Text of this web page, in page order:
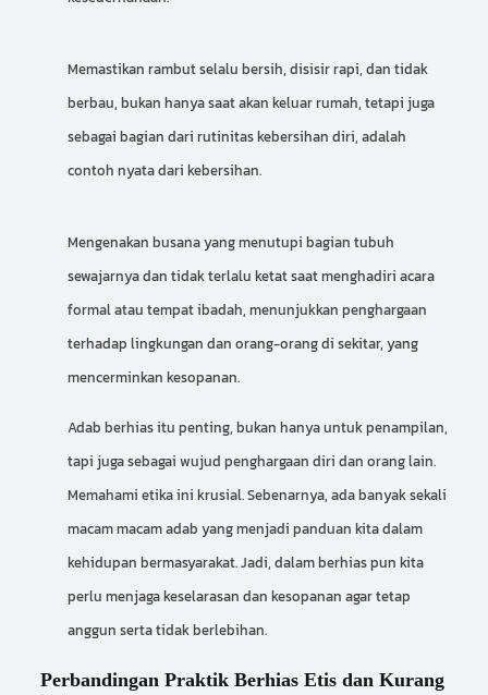
Memastikan rambut selalu bersih, disisir rapi, dan tidak
berbau, bukan hanya saat akan keluar rumah, tetapi juga
sebagai bagian dari rutinitas kebersihan diri, adalah
contoh nyata dari kebersihan.
Mengenakan busana yang menutupi bagian tubuh
sewajarnya dan tidak terlalu ketat saat menghadiri acara
formal atau tempat ibadah, menunjukkan penghargaan
terhadap lingkungan dan orang-orang di sekitar, yang
mencerminkan kesopanan.
Adab berhias itu penting, bukan hanya untuk penampilan,
tapi juga sebagai wujud penghargaan diri dan orang lain.
Memahami etika ini krusial. Sebenarnya, ada banyak sekali
macam macam adab yang menjadi panduan kita dalam
kehidupan bermasyarakat. Jadi, dalam berhias pun kita
perlu menjaga keselarasan dan kesopanan agar tetap
anggun serta tidak berlebihan.
Perbandingan Praktik Berhias Etis dan Kurang